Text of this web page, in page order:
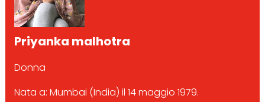
Priyanka malhotra
Donna
Nata a: Mumbai (India) il 14 maggio 1979.